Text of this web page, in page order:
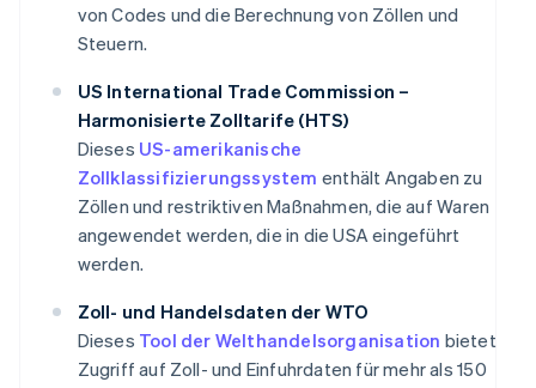
von Codes und die Berechnung von Zöllen und
Steuern.
US International Trade Commission –
Harmonisierte Zolltarife (HTS)
Dieses US-amerikanische
Zollklassifizierungssystem enthält Angaben zu
Zöllen und restriktiven Maßnahmen, die auf Waren
angewendet werden, die in die USA eingeführt
werden.
Zoll- und Handelsdaten der WTO
Dieses Tool der Welthandelsorganisation bietet
Zugriff auf Zoll- und Einfuhrdaten für mehr als 150